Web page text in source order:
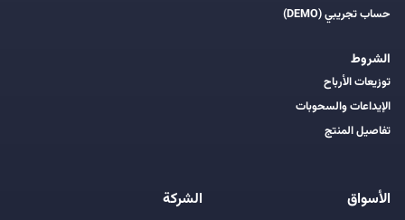
حساب تجريبي (DEMO)
الشروط
توزيعات الأرباح
الإيداعات والسحوبات
تفاصيل المنتج
الأسواق الشركة